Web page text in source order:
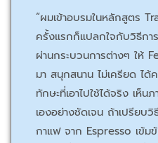
“ผมเข้าอบรมในหลักสูตร
ครั้งแรกก็แปลกใจกับวิธีกา
ผ่านกระบวนการต่างๆ ให้
มา สนุกสนาน ไม่เครียด ไ
ทักษะที่เอาไปใช้ได้จริง เห็
เองอย่างชัดเจน ถ้าเปรียบ
กาแฟ จาก Espresso เข้